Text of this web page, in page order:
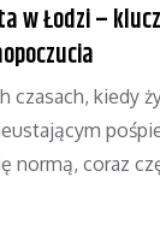
w Łodzi –
czasach, kiedy
normą, coraz